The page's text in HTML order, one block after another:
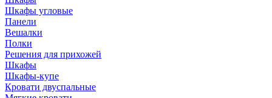
Шкафы угловые
Панели
Вешалки
Полки
Решения для прихожей
Шкафы
Шкафы-купе
Кровати двуспальные